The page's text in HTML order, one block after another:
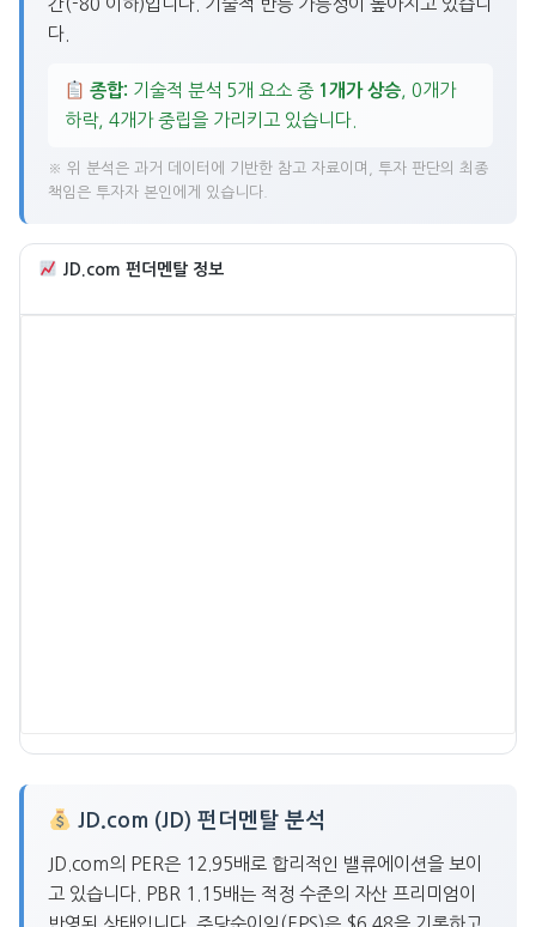
간(-80 이하)입니다. 기술적 반등 가능성이 높아지고 있습니
다.
종합: 기술적 분석 5개 요소 중 1개가 상승, 0개가
하락, 4개가 중립을 가리키고 있습니다.
※ 위 분석은 과거 데이터에 기반한 참고 자료이며, 투자 판단의 최종
책임은 투자자 본인에게 있습니다.
JD.com 펀더멘탈 정보
JD.com (JD) 펀더멘탈 분석
JD.com의 PER은 12.95배로 합리적인 밸류에이션을 보이
고 있습니다. PBR 1.15배는 적정 수준의 자산 프리미엄이